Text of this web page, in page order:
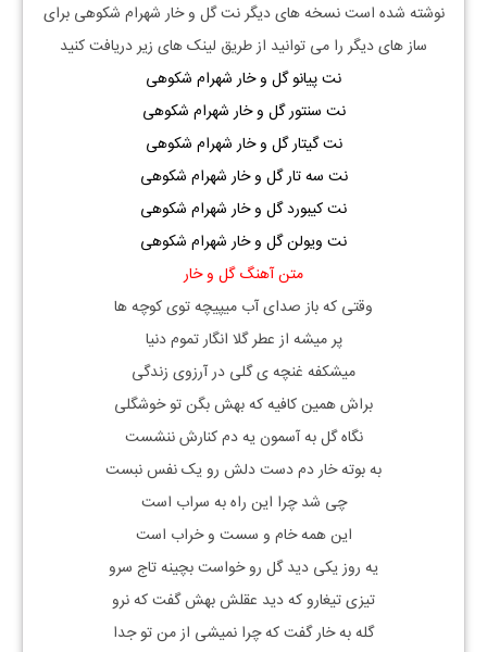
نوشته شده است نسخه های دیگر نتگل و خار شهرام شکوهی برای
ساز های دیگر را می توانید از طریق لینک های زیر دریافت کنید
نت پیانو گل و خار شهرام شکوهی
نت سنتور گل و خار شهرام شکوهی
نت گیتار گل و خار شهرام شکوهی
نت سه تار گل و خار شهرام شکوهی
نت کیبورد گل و خار شهرام شکوهی
نت ویولن گل و خار شهرام شکوهی
متن آهنگ گل و خار
وقتی که باز صدای آب میپیچه توی کوچه ها
پر میشه از عطر گلا انگار تموم دنیا
میشکفه غنچه ی گلی در آرزوی زندگی
براش همین کافیه که بهش بگن تو خوشگلی
نگاه گل به آسمون یه دم کنارش ننشست
به بوته خار دم دست دلش رو یک نفس نبست
چی شد چرا این راه به سراب است
این همه خام و سست و خراب است
یه روز یکی دید گل رو خواست بچینه تاج سرو
تیزی تیغارو که دید عقلش بهش گفت که نرو
گله به خار گفت که چرا نمیشی از من تو جدا